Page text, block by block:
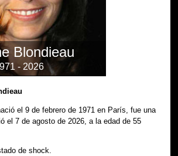
Blondieau
- 2026
el 9 de febrero de 1971 en París, fue una
el 7 de agosto de 2026, a la edad de 55
de shock.